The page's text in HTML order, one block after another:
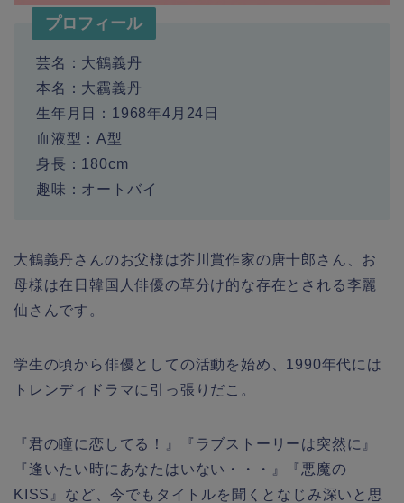
プロフィール
芸名：大鶴義丹
本名：大靏義丹
生年月日：1968年4月24日
血液型：A型
身長：180cm
趣味：オートバイ
大鶴義丹さんのお父様は芥川賞作家の唐十郎さん、お
母様は在日韓国人俳優の草分け的な存在とされる李麗
仙さんです。
学生の頃から俳優としての活動を始め、1990年代には
トレンディドラマに引っ張りだこ。
『君の瞳に恋してる！』『ラブストーリーは突然に』
『逢いたい時にあなたはいない・・・』『悪魔の
KISS』など、今でもタイトルを聞くとなじみ深いと思